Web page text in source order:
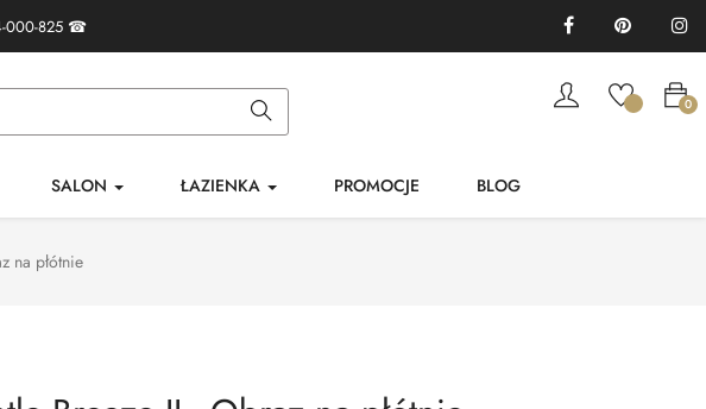
000-825 ☎ FacebookPinterest
0
SALON ŁAZIENKA PROMOCJE BLOG
na płótnie